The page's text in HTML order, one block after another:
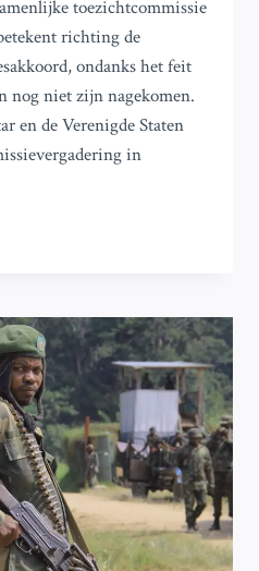
toezichtcommissie
richting de
ondanks het feit
nog niet zijn nagekomen.
en de Verenigde Staten
in